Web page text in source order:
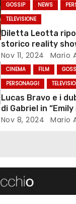
GOSSIP NEWS
TELEVISIONE
Diletta Leotta
storico reality
Nov 11, 2024 Mario
CINEMA FILM
PERSONAGGI
Lucas Bravo e i
di Gabriel in “Emily
Nov 8, 2024 Mario